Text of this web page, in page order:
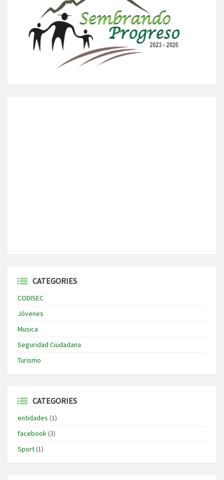
CATEGORIES
CODISEC
Jóvenes
Musica
Seguridad Ciudadana
Turismo
CATEGORIES
entidades (1)
facebook(3)
Sport(1)